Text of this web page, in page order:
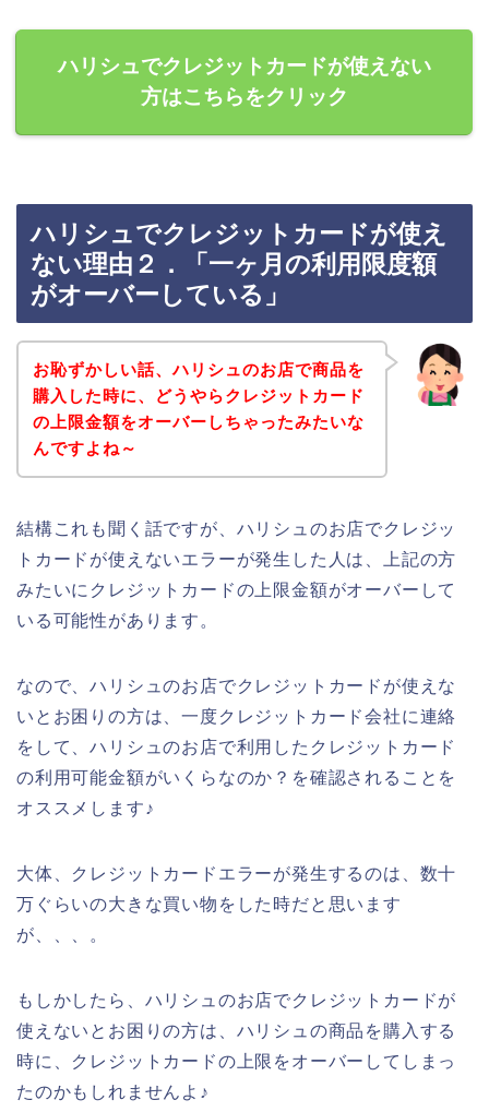
ハリシュでクレジットカードが使えない
方はこちらをクリック
ハリシュでクレジットカードが使え
ない理由２．「一ヶ月の利用限度額
がオーバーしている」
お恥ずかしい話、ハリシュのお店で商品を
購入した時に、どうやらクレジットカード
の上限金額をオーバーしちゃったみたいな
んですよね～
結構これも聞く話ですが、ハリシュのお店でクレジッ
トカードが使えないエラーが発生した人は、上記の方
みたいにクレジットカードの上限金額がオーバーして
いる可能性があります。
なので、ハリシュのお店でクレジットカードが使えな
いとお困りの方は、一度クレジットカード会社に連絡
をして、ハリシュのお店で利用したクレジットカード
の利用可能金額がいくらなのか？を確認されることを
オススメします♪
大体、クレジットカードエラーが発生するのは、数十
万ぐらいの大きな買い物をした時だと思います
が、、、。
もしかしたら、ハリシュのお店でクレジットカードが
使えないとお困りの方は、ハリシュの商品を購入する
時に、クレジットカードの上限をオーバーしてしまっ
たのかもしれませんよ♪